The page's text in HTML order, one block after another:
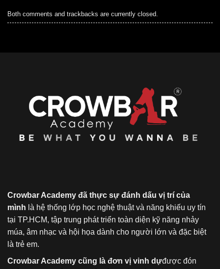
Both comments and trackbacks are currently closed.
Crowbar Academy đã thực sự đánh dấu vị trí của
mình là hệ thống lớp học nghệ thuật và năng khiếu uy tín
tại TP.HCM, tập trung phát triển toàn diện kỹ năng nhảy
múa, âm nhạc và hội họa dành cho người lớn và đặc biệt
là trẻ em.
Crowbar Academy cũng là đơn vị vinh dựđược đón